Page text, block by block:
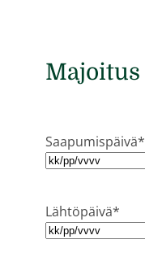
Majoitus
Saapumispäivä*
KK
PP
slash
Lähtöpäivä*
KK